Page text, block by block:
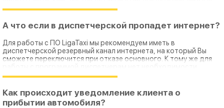
совсем не требуется, за него все сделает "робот".
А что если в диспетчерской пропадет интернет?
Для работы с ПО LigaTaxi мы рекомендуем иметь в
диспетчерской резервный канал интернета, на который Вы
сможете переключится при отказе основного. К тому же для
находится в диспетчерской. Они могут работать из дома.
Как происходит уведомление клиента о
прибытии автомобиля?